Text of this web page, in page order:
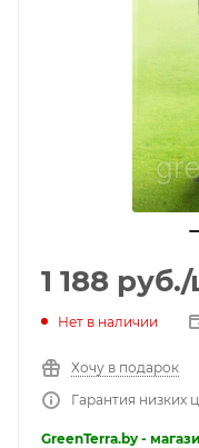
1 188 руб./
Нет в наличии
Хочу в подарок
Гарантия низких
GreenTerra.by -